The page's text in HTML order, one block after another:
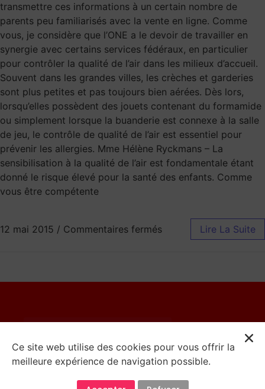
transmettre ces informations à un certain nombre de
parents peu familiarisés avec la vente en ligne. Comme
vous, je considère que l’ONE a le devoir de travailler en
synergie avec certains services fédéraux, en particulier
pour contrôler la qualité de l’air dans les milieux d’accueil.
Souvent dans les grandes villes, les crèches et garderies
sont plus petites et pas toujours bien aérées. Dès lors,
lorsqu’elles possèdent des jouets contenant du formamide
ou simplement lorsque la buanderie est connexe à la salle
de jeu, le contrôle de qualité de l’air est essentiel pour
prévenir les allergies. Mme Hélène Ryckmans – La
sensibilisation à la qualité de l’air est fondamentale étant
donné le risque élevé pour la santé des enfants. Comme
vous être compétente
12 mai 2015 / Commentaires fermés Lire La Suite
Mentions Légales
Ce site web utilise des cookies pour vous offrir la
meilleure expérience de navigation possible.